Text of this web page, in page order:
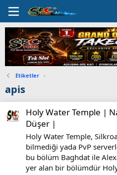
Etiketler ›
apis
Holy Water Temple |
Düşer |
Holy Water Temple,
bilmediği yada PvP
bu bölüm Baghdat ile
yer alan bir bölümdür